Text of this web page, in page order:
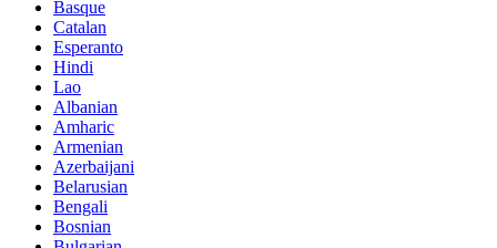
Basque
Catalan
Esperanto
Hindi
Lao
Albanian
Amharic
Armenian
Azerbaijani
Belarusian
Bengali
Bosnian